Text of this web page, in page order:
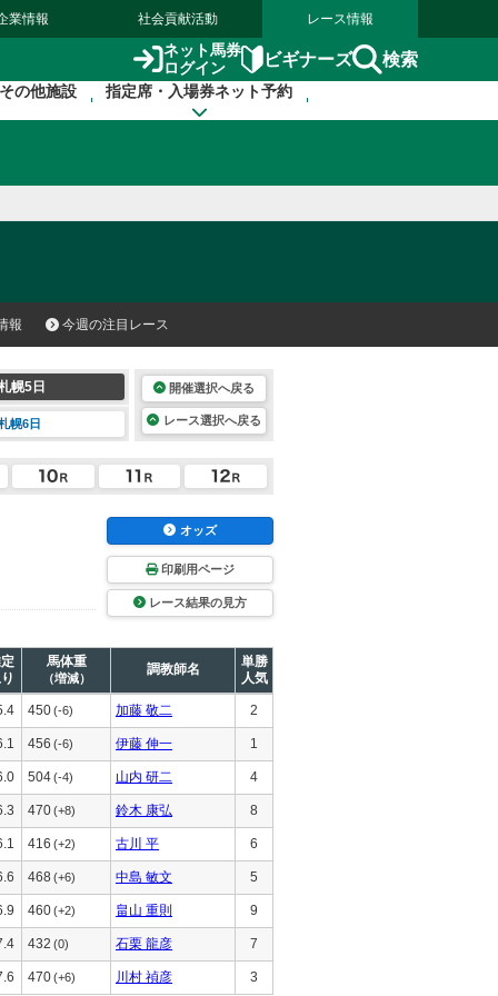
業情報 社会貢献活動 レース情報
ネット馬券
ログイン
ビギナーズ 検索
の他施設 指定席・入場券ネット予約
報 今週の注目レース
幌5日
幌6日
開催選択へ戻る
レース選択へ戻る
オッズ
印刷用ページ
レース結果の見方
馬体重
（増減）
調教師名
単勝
人気
450(-6) 加藤 敬二 2
456 (-6) 伊藤 伸一 1
504(-4) 山内 研二 4
470(+8) 鈴木 康弘 8
416 (+2) 古川 平 6
468 (+6) 中島 敏文 5
460(+2) 畠山 重則 9
432 (0) 石栗 龍彦 7
470(+6) 川村 禎彦 3